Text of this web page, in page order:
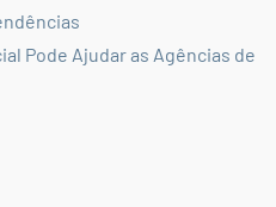
Pode Ajudar as Agências de